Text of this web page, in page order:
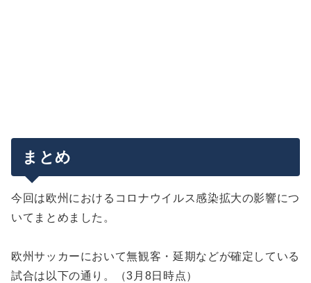
まとめ
今回は欧州におけるコロナウイルス感染拡大の影響につ
いてまとめました。
欧州サッカーにおいて無観客・延期などが確定している
試合は以下の通り。（3月8日時点）